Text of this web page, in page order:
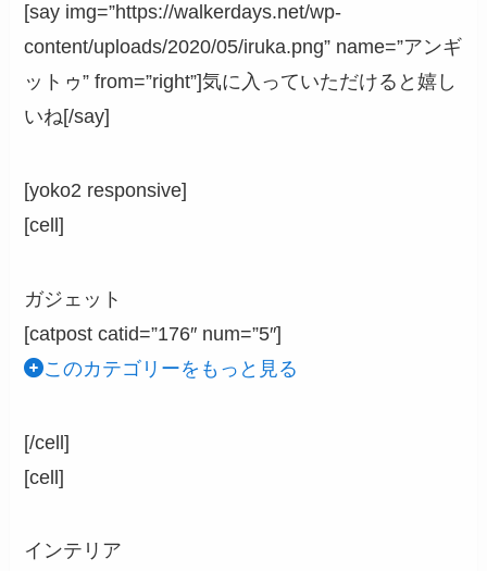
[say img=”https://walkerdays.net/wp-
content/uploads/2020/05/iruka.png” name=”アンギ
ットゥ” from=”right”]気に入っていただけると嬉し
いね[/say]
[yoko2 responsive]
[cell]
ガジェット
[catpost catid=”176″ num=”5″]
このカテゴリーをもっと見る
[/cell]
[cell]
インテリア